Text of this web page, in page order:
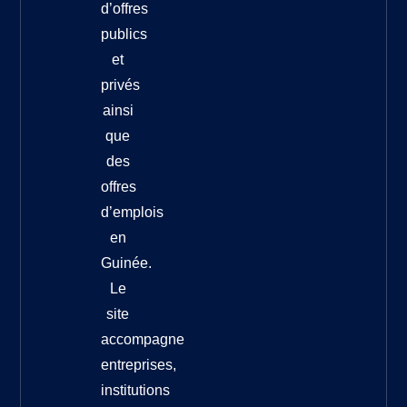
d’offres
publics
et
privés
ainsi
que
des
offres
d’emplois
en
Guinée.
Le
site
accompagne
entreprises,
institutions